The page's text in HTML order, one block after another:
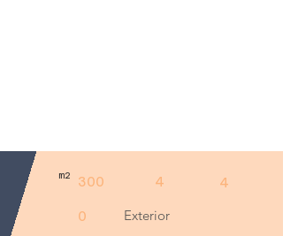
Exterior
m2 300 4 4
0